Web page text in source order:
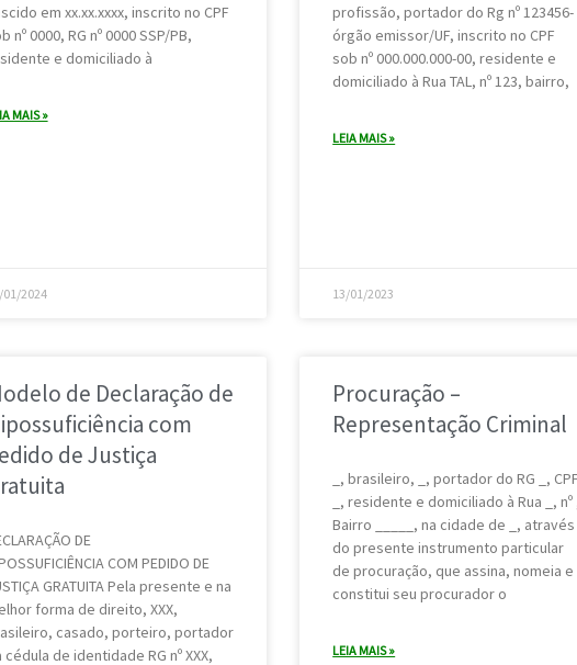
em xx.xx.xxxx, inscrito no CPF
nº 0000, RG nº 0000 SSP/PB,
e domiciliado à
MAIS »
01/2024
profissão, portador do Rg nº 123456-
órgão emissor/UF, inscrito no CPF
sob nº 000.000.000-00, residente e
domiciliado à Rua TAL, nº 123, bairro,
LEIA MAIS »
13/01/2023
de Declaração de
com
de Justiça
DE
COM PEDIDO DE
GRATUITA Pela presente e na
forma de direito, XXX,
casado, porteiro, portador
cédula de identidade RG nº XXX,
Procuração –
Representação Criminal
_, brasileiro, _, portador do RG _, CPF
_, residente e domiciliado à Rua _, nº
Bairro _____, na cidade de _, através
do presente instrumento particular
de procuração, que assina, nomeia e
constitui seu procurador o
LEIA MAIS »